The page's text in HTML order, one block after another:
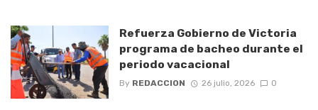
Refuerza Gobierno de Victoria
programa de bacheo durante el
periodo vacacional
By REDACCION 26 julio, 2026 0